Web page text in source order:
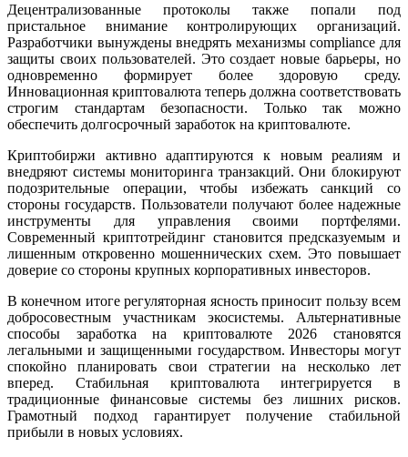
Децентрализованные протоколы также попали под
пристальное внимание контролирующих организаций.
Разработчики вынуждены внедрять механизмы compliance для
защиты своих пользователей. Это создает новые барьеры, но
одновременно формирует более здоровую среду.
Инновационная криптовалюта теперь должна соответствовать
строгим стандартам безопасности. Только так можно
обеспечить долгосрочный заработок на криптовалюте.
Криптобиржи активно адаптируются к новым реалиям и
внедряют системы мониторинга транзакций. Они блокируют
подозрительные операции, чтобы избежать санкций со
стороны государств. Пользователи получают более надежные
инструменты для управления своими портфелями.
Современный криптотрейдинг становится предсказуемым и
лишенным откровенно мошеннических схем. Это повышает
доверие со стороны крупных корпоративных инвесторов.
В конечном итоге регуляторная ясность приносит пользу всем
добросовестным участникам экосистемы. Альтернативные
способы заработка на криптовалюте 2026 становятся
легальными и защищенными государством. Инвесторы могут
спокойно планировать свои стратегии на несколько лет
вперед. Стабильная криптовалюта интегрируется в
традиционные финансовые системы без лишних рисков.
Грамотный подход гарантирует получение стабильной
прибыли в новых условиях.